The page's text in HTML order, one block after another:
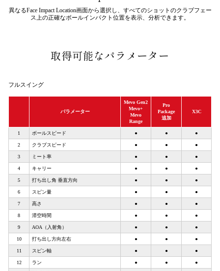
異なるFace Impact Location画面から選択し、すべてのショットのクラブフェー
ス上の正確なボールインパクト位置を表示、分析できます。
取得可能なパラメーター
フルスイング
パラメーター
Mevo Gen2
Mevo+
Mevo
Range
Pro
Package
追加
X3C
1 ボールスピード ● ● ●
2 クラブスピード ● ● ●
3 ミート率 ● ● ●
4 キャリー ● ● ●
5 打ち出し角 垂直方向 ● ● ●
6 スピン量 ● ● ●
7 高さ ● ● ●
8 滞空時間 ● ● ●
9 AOA（入射角） ● ● ●
10 打ち出し方向左右 ● ● ●
11 スピン軸 ● ● ●
12 ラン ● ● ●